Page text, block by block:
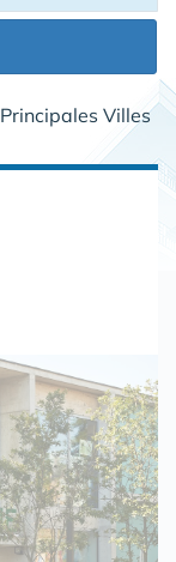
Principales Villes